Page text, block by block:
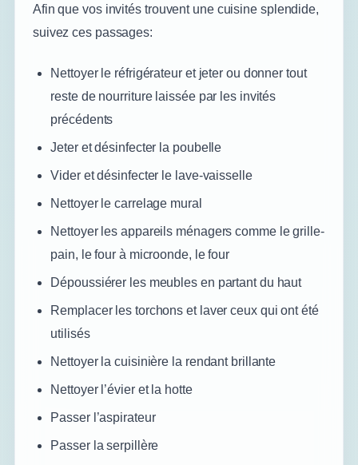
Afin que vos invités trouvent une cuisine splendide,
suivez ces passages:
Nettoyer le réfrigérateur et jeter ou donner tout
reste de nourriture laissée par les invités
précédents
Jeter et désinfecter la poubelle
Vider et désinfecter le lave-vaisselle
Nettoyer le carrelage mural
Nettoyer les appareils ménagers comme le grille-
pain, le four à microonde, le four
Dépoussiérer les meubles en partant du haut
Remplacer les torchons et laver ceux qui ont été
utilisés
Nettoyer la cuisinière la rendant brillante
Nettoyer l’évier et la hotte
Passer l’aspirateur
Passer la serpillère